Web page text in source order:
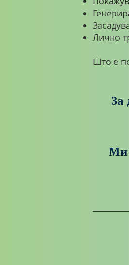
Лично
Што е
За
Ми